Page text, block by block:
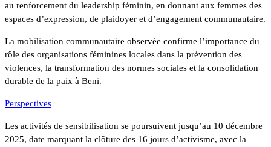
au renforcement du leadership féminin, en donnant aux femmes des
espaces d’expression, de plaidoyer et d’engagement communautaire.
La mobilisation communautaire observée confirme l’importance du
rôle des organisations féminines locales dans la prévention des
violences, la transformation des normes sociales et la consolidation
durable de la paix à Beni.
Perspectives
Les activités de sensibilisation se poursuivent jusqu’au 10 décembre
2025, date marquant la clôture des 16 jours d’activisme, avec la